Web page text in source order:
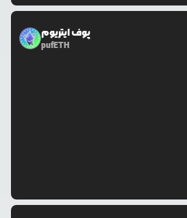
پوف ایتریوم
pufETH